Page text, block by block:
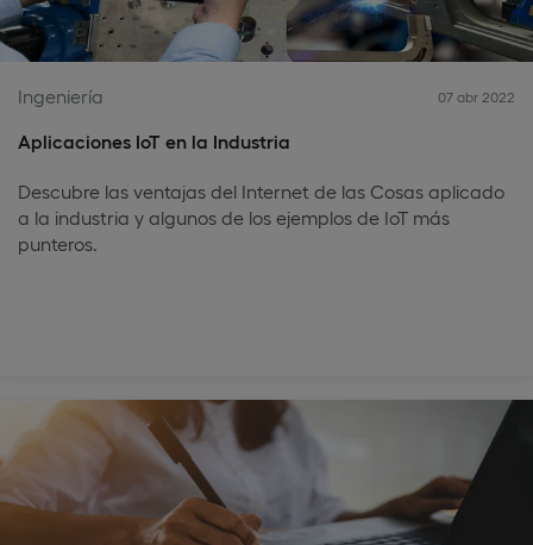
Ingeniería 07 abr 2022
Aplicaciones IoT en la Industria
Descubre las ventajas del Internet de las Cosas aplicado
a la industria y algunos de los ejemplos de IoT más
punteros.